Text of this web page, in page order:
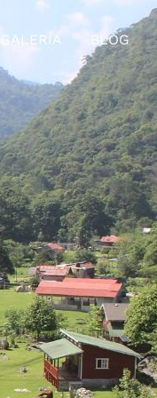
GALERÍA BLOG